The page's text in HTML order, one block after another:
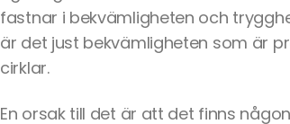
fastnar i bekvämligheten och
är det just bekvämligheten som är
cirklar.
En orsak till det är att det finns